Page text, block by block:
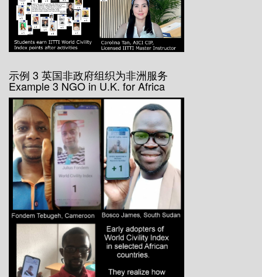
示例 3 英国非政府组织为非洲服务
Example 3 NGO in U.K. for Africa